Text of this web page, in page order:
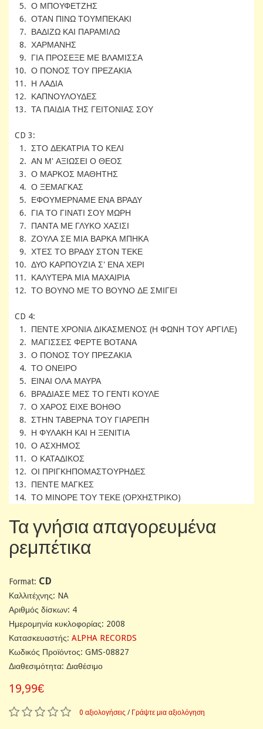
5. Ο ΜΠΟΥΦΕΤΖΗΣ
6. ΟΤΑΝ ΠΙΝΩ ΤΟΥΜΠΕΚΑΚΙ
7. ΒΑΔΙΖΩ ΚΑΙ ΠΑΡΑΜΙΛΩ
8. ΧΑΡΜΑΝΗΣ
9. ΓΙΑ ΠΡΟΣΕΞΕ ΜΕ ΒΛΑΜΙΣΣΑ
10. Ο ΠΟΝΟΣ ΤΟΥ ΠΡΕΖΑΚΙΑ
11. Η ΛΑΔΙΑ
12. ΚΑΠΝΟΥΛΟΥΔΕΣ
13. ΤΑ ΠΑΙΔΙΑ ΤΗΣ ΓΕΙΤΟΝΙΑΣ ΣΟΥ
CD 3:
1. ΣΤΟ ΔΕΚΑΤΡΙΑ ΤΟ ΚΕΛΙ
2. ΑΝ Μ' ΑΞΙΩΣΕΙ Ο ΘΕΟΣ
3. Ο ΜΑΡΚΟΣ ΜΑΘΗΤΗΣ
4. Ο ΞΕΜΑΓΚΑΣ
5. ΕΦΟΥΜΕΡΝΑΜΕ ΕΝΑ ΒΡΑΔΥ
6. ΓΙΑ ΤΟ ΓΙΝΑΤΙ ΣΟΥ ΜΩΡΗ
7. ΠΑΝΤΑ ΜΕ ΓΛΥΚΟ ΧΑΣΙΣΙ
8. ΖΟΥΛΑ ΣΕ ΜΙΑ ΒΑΡΚΑ ΜΠΗΚΑ
9. ΧΤΕΣ ΤΟ ΒΡΑΔΥ ΣΤΟΝ ΤΕΚΕ
10. ΔΥΟ ΚΑΡΠΟΥΖΙΑ Σ' ΕΝΑ ΧΕΡΙ
11. ΚΑΛΥΤΕΡΑ ΜΙΑ ΜΑΧΑΙΡΙΑ
12. ΤΟ ΒΟΥΝΟ ΜΕ ΤΟ ΒΟΥΝΟ ΔΕ ΣΜΙΓΕΙ
CD 4:
1. ΠΕΝΤΕ ΧΡΟΝΙΑ ΔΙΚΑΣΜΕΝΟΣ (Η ΦΩΝΗ ΤΟΥ ΑΡΓΙΛΕ)
2. ΜΑΓΙΣΣΕΣ ΦΕΡΤΕ ΒΟΤΑΝΑ
3. Ο ΠΟΝΟΣ ΤΟΥ ΠΡΕΖΑΚΙΑ
4. ΤΟ ΟΝΕΙΡΟ
5. ΕΙΝΑΙ ΟΛΑ ΜΑΥΡΑ
6. ΒΡΑΔΙΑΣΕ ΜΕΣ ΤΟ ΓΕΝΤΙ ΚΟΥΛΕ
7. Ο ΧΑΡΟΣ ΕΙΧΕ ΒΟΗΘΟ
8. ΣΤΗΝ ΤΑΒΕΡΝΑ ΤΟΥ ΓΙΑΡΕΠΗ
9. Η ΦΥΛΑΚΗ ΚΑΙ Η ΞΕΝΙΤΙΑ
10. Ο ΑΣΧΗΜΟΣ
11. Ο ΚΑΤΑΔΙΚΟΣ
12. ΟΙ ΠΡΙΓΚΗΠΟΜΑΣΤΟΥΡΗΔΕΣ
13. ΠΕΝΤΕ ΜΑΓΚΕΣ
14. ΤΟ ΜΙΝΟΡΕ ΤΟΥ ΤΕΚΕ (ΟΡΧΗΣΤΡΙΚΟ)
Τα γνήσια απαγορευμένα
ρεμπέτικα
Format: CD
Καλλιτέχνης: NA
Αριθμός δίσκων: 4
Ημερομηνία κυκλοφορίας: 2008
Κατασκευαστής: ALPHA RECORDS
Κωδικός Προϊόντος: GMS-08827
Διαθεσιμότητα: Διαθέσιμο
19,99€
0 αξιολογήσεις / Γράψτε μια αξιολόγηση